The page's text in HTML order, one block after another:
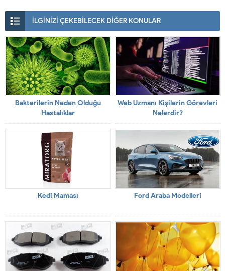
İLGİNİZİ ÇEKEBİLECEK DİĞER KONULAR
Bakterilerin Neden Olduğu
Hastalıklar
Web Uzmanı Kişilerin Görevleri
Nelerdir?
Kedi Maması Ford Araba Modelleri